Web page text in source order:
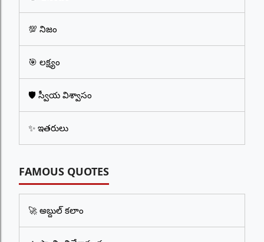
💯 నిజం
🎯 లక్ష్యం
🛡️ స్వీయ విశ్వాసం
✨ ఇతరులు
FAMOUS QUOTES
🚀 అబ్దుల్ కలాం